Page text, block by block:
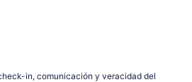
in, comunicación y veracidad del